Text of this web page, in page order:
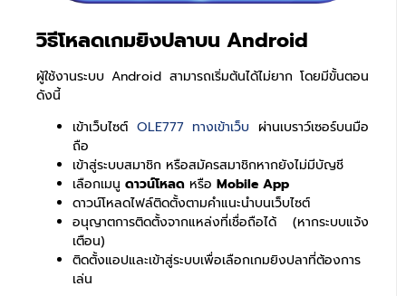
วิธีโหลดเกมยิงปลาบน Android
ผู้ใช้งานระบบ Android สามารถเริ่มต้นได้ไม่ยาก โดยมีขั้นตอน
ดังนี้
เข้าเว็บไซต์ OLE777 ทางเข้าเว็บ ผ่านเบราว์เซอร์บนมือ
ถือ
เข้าสู่ระบบสมาชิก หรือสมัครสมาชิกหากยังไม่มีบัญชี
เลือกเมนู ดาวน์โหลด หรือ Mobile App
ดาวน์โหลดไฟล์ติดตั้งตามคำแนะนำบนเว็บไซต์
อนุญาตการติดตั้งจากแหล่งที่เชื่อถือได้ (หากระบบแจ้ง
เตือน)
ติดตั้งแอปและเข้าสู่ระบบเพื่อเลือกเกมยิงปลาที่ต้องการ
เล่น